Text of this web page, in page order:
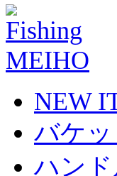
NEW
バケ
ハン